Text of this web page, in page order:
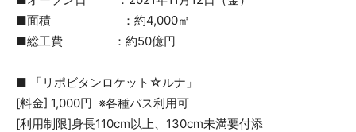
■面積 ：約4,000㎡
■総工費 ：約50億円
■ 「リポビタンロケット☆ルナ」
[料金] 1,000円 ※各種パス利用可
[利用制限]身長110cm以上、130cm未満要付添